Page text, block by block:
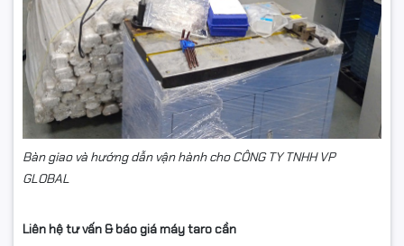
Bàn giao và hướng dẫn vận hành cho CÔNG TY TNHH VP
GLOBAL
Liên hệ tư vấn & báo giá máy taro cần